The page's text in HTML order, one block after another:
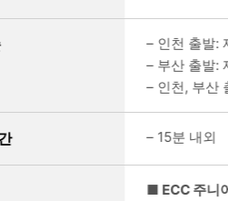
– 인천 출발:
– 부산 출발:
– 인천, 부산
– 15분 내외
■ ECC 주니